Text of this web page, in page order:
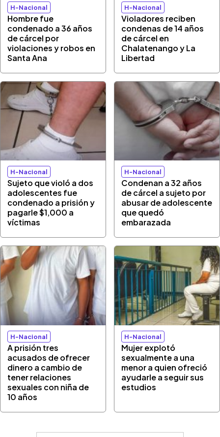
H-Nacional
Hombre fue
condenado a 36 años
de cárcel por
violaciones y robos en
Santa Ana
H-Nacional
Violadores reciben
condenas de 14 años
de cárcel en
Chalatenango y La
Libertad
H-Nacional
Sujeto que violó a dos
adolescentes fue
condenado a prisión y
pagarle $1,000 a
víctimas
H-Nacional
Condenan a 32 años
de cárcel a sujeto por
abusar de adolescente
que quedó
embarazada
H-Nacional
A prisión tres
acusados de ofrecer
dinero a cambio de
tener relaciones
sexuales con niña de
10 años
H-Nacional
Mujer explotó
sexualmente a una
menor a quien ofreció
ayudarle a seguir sus
estudios